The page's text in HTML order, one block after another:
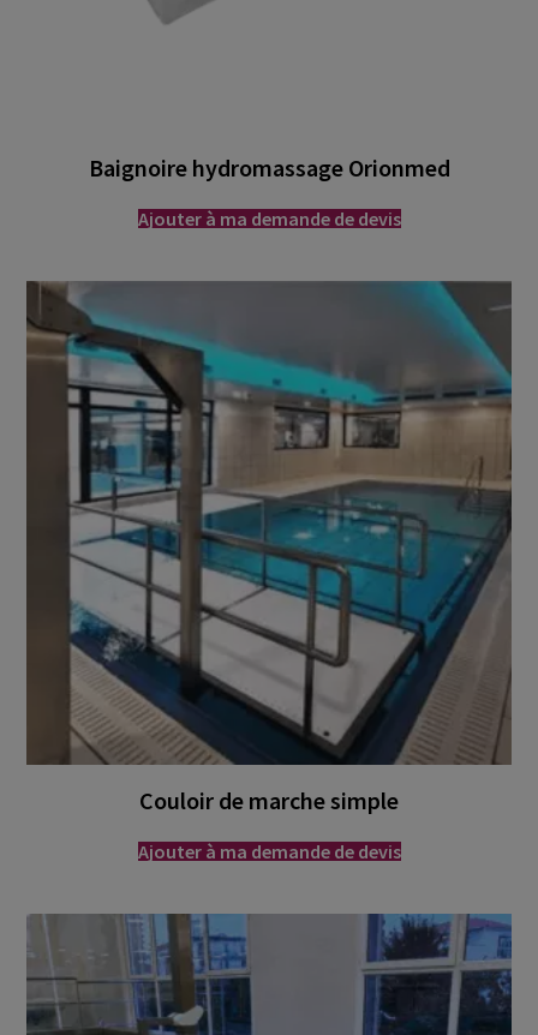
Baignoire hydromassage Orionmed
Ajouter à ma demande de devis
Couloir de marche simple
Ajouter à ma demande de devis